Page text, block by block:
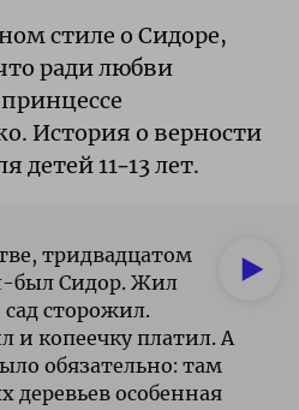
стиле о Сидоре,
ради любви
История о верности
детей 11–13 лет.
тридвадцатом
был Сидор. Жил
сторожил.
и копеечку платил. А
обязательно: там
деревьев особенная